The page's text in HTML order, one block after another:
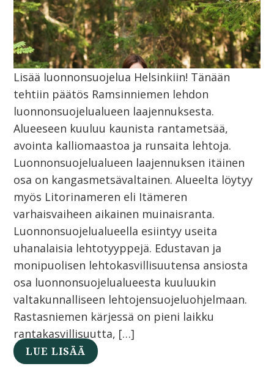
Lisää luonnonsuojelua Helsinkiin! Tänään
tehtiin päätös Ramsinniemen lehdon
luonnonsuojelualueen laajennuksesta.
Alueeseen kuuluu kaunista rantametsää,
avointa kalliomaastoa ja runsaita lehtoja.
Luonnonsuojelualueen laajennuksen itäinen
osa on kangasmetsävaltainen. Alueelta löytyy
myös Litorinameren eli Itämeren
varhaisvaiheen aikainen muinaisranta.
Luonnonsuojelualueella esiintyy useita
uhanalaisia lehtotyyppejä. Edustavan ja
monipuolisen lehtokasvillisuutensa ansiosta
osa luonnonsuojelualueesta kuuluukin
valtakunnalliseen lehtojensuojeluohjelmaan.
Rastasniemen kärjessä on pieni laikku
rantakasvillisuutta, […]
LUE LISÄÄ